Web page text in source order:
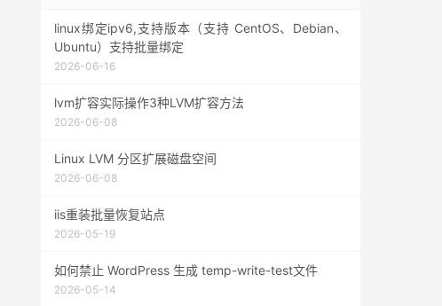
linux绑定ipv6,支持版本（支持 CentOS、Debian、
Ubuntu）支持批量绑定
2026-06-16
lvm扩容实际操作3种LVM扩容方法
2026-06-08
Linux LVM 分区扩展磁盘空间
2026-06-08
iis重装批量恢复站点
2026-05-19
如何禁止 WordPress 生成 temp-write-test文件
2026-05-14